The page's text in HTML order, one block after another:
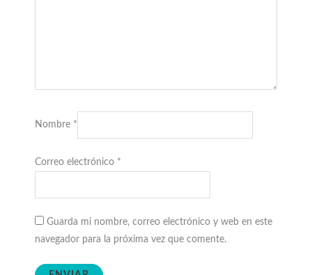
Nombre *
Correo electrónico *
Guarda mi nombre, correo electrónico y web en este
navegador para la próxima vez que comente.